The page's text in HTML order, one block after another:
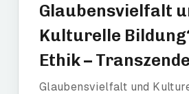
Glaubensvielfalt
Kulturelle
Ethik –
Glaubensvielfalt und